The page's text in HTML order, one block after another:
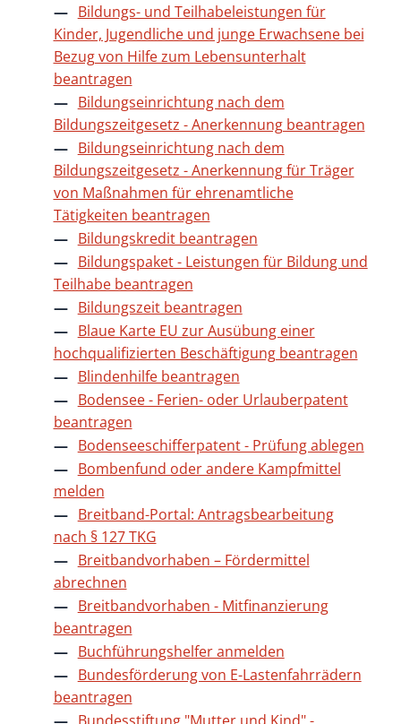
Bildungs- und Teilhabeleistungen für
Kinder, Jugendliche und junge Erwachsene bei
Bezug von Hilfe zum Lebensunterhalt
beantragen
Bildungseinrichtung nach dem
Bildungszeitgesetz - Anerkennung beantragen
Bildungseinrichtung nach dem
Bildungszeitgesetz - Anerkennung für Träger
von Maßnahmen für ehrenamtliche
Tätigkeiten beantragen
Bildungskredit beantragen
Bildungspaket - Leistungen für Bildung und
Teilhabe beantragen
Bildungszeit beantragen
Blaue Karte EU zur Ausübung einer
hochqualifizierten Beschäftigung beantragen
Blindenhilfe beantragen
Bodensee - Ferien- oder Urlauberpatent
beantragen
Bodenseeschifferpatent - Prüfung ablegen
Bombenfund oder andere Kampfmittel
melden
Breitband-Portal: Antragsbearbeitung
nach § 127 TKG
Breitbandvorhaben – Fördermittel
abrechnen
Breitbandvorhaben - Mitfinanzierung
beantragen
Buchführungshelfer anmelden
Bundesförderung von E-Lastenfahrrädern
beantragen